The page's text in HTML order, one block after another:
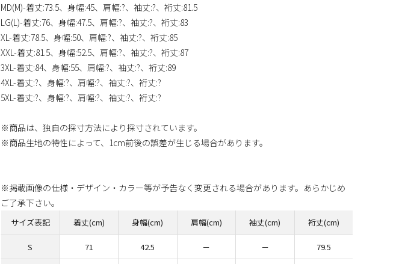
MD(M)-着丈:73.5、身幅:45、肩幅:?、袖丈:?、裄丈:81.5
LG(L)-着丈:76、身幅:47.5、肩幅:?、袖丈:?、裄丈:83
XL-着丈:78.5、身幅:50、肩幅:?、袖丈:?、裄丈:85
XXL-着丈:81.5、身幅:52.5、肩幅:?、袖丈:?、裄丈:87
3XL-着丈:84、身幅:55、肩幅:?、袖丈:?、裄丈:89
4XL-着丈:?、身幅:?、肩幅:?、袖丈:?、裄丈:?
5XL-着丈:?、身幅:?、肩幅:?、袖丈:?、裄丈:?
※商品は、独自の採寸方法により採寸されています。
※商品生地の特性によって、1cm前後の誤差が生じる場合があります。
※掲載画像の仕様・デザイン・カラー等が予告なく変更される場合があります。あらかじめ
ご了承下さい。
サイズ表記 着丈(cm) 身幅(cm) 肩幅(cm) 袖丈(cm) 裄丈(cm)
S 71 42.5 － － 79.5